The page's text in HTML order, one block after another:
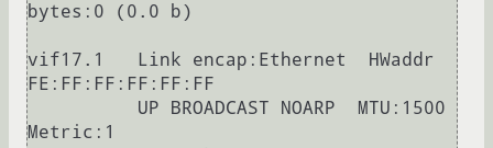
bytes:0 (0.0 b)
vif17.1   Link encap:Ethernet  HWaddr
FE:FF:FF:FF:FF:FF
Metric:1